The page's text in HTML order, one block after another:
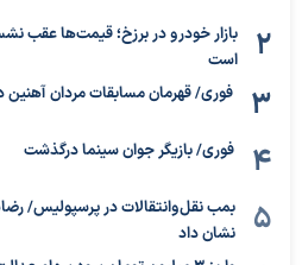
بازار خودرو در برزخ؛ قیمت‌ها عقب
است
فوری/ قهرمان مسابقات مردان
فوری/ بازیگر جوان سینما درگذشت
بمب نقل‌وانتقالات در پرسپولیس/
نشان داد